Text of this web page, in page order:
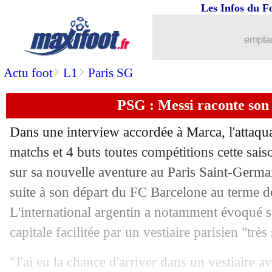
Actu foot> L1 > Paris SG
Les Infos du
PSG : Messi raconte
Dans une interview accordée à Marca,
matchs et 4 buts toutes compétitions cette
sur sa nouvelle aventure au Paris Saint-
suite à son départ du FC Barcelone au terme
L'international argentin a notamment évoqué
capitale facilitée par un vestiaire parisien "très
"J'ai eu la chance d'arriver dans un vestiaire
OL-OM : Payet, les excuses du
23/11 Man Utd: Pochettino, le PSG
23/11 OM: la rumeur Lacazette
23/11 OL-OM: le supporter se dit abattu
23/11 Barça: bonne nouvelle pour Dembélé
23/11 Divers: Abidal "mérite cette
VIDEO : Payet, réactions honteuses